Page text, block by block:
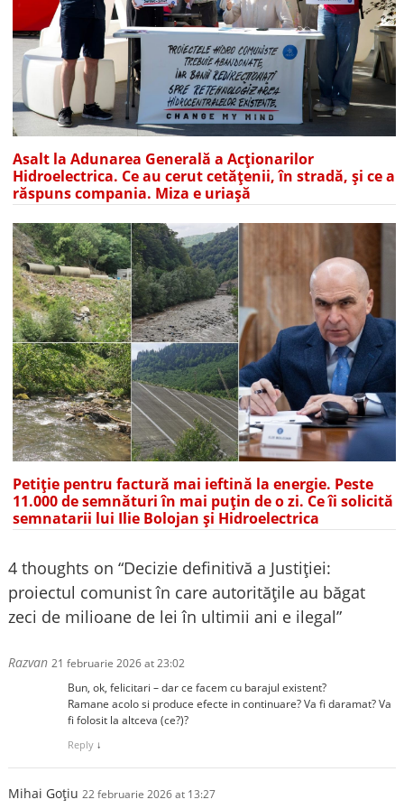
Asalt la Adunarea Generală a Acționarilor
Hidroelectrica. Ce au cerut cetățenii, în stradă, și ce a
răspuns compania. Miza e uriașă
Petiție pentru factură mai ieftină la energie. Peste
11.000 de semnături în mai puțin de o zi. Ce îi solicită
semnatarii lui Ilie Bolojan și Hidroelectrica
4 thoughts on “Decizie definitivă a Justiției:
proiectul comunist în care autoritățile au băgat
zeci de milioane de lei în ultimii ani e ilegal”
Razvan 21 februarie 2026 at 23:02
Bun, ok, felicitari – dar ce facem cu barajul existent?
Ramane acolo si produce efecte in continuare? Va fi daramat? Va
fi folosit la altceva (ce?)?
Reply ↓
Mihai Goțiu 22 februarie 2026 at 13:27